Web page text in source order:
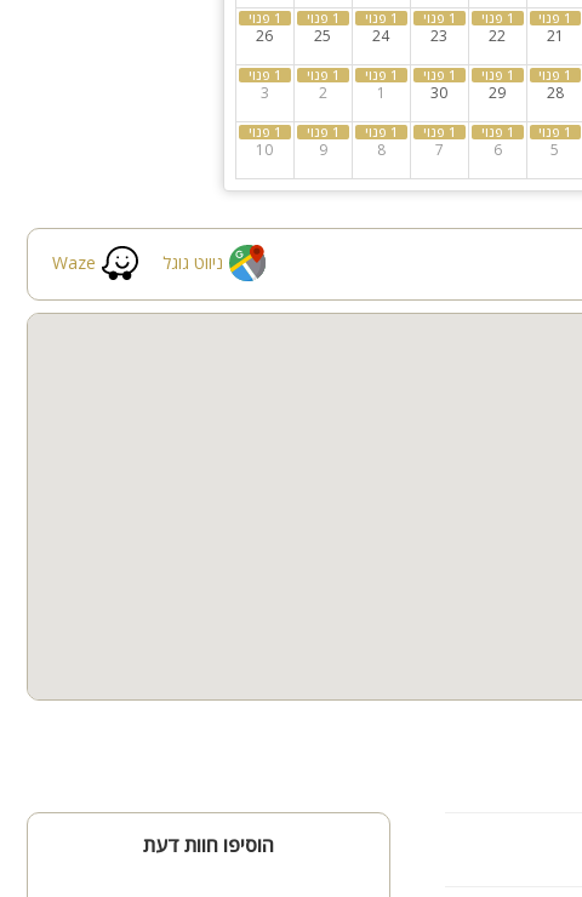
21
22
23
24
25
26
28
29
30
1
2
3
5
6
7
8
9
10
Waze ניווט גוגל
הוסיפו חוות דעת